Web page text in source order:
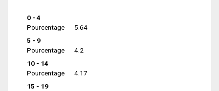
0 - 4
Pourcentage
5.64
5 - 9
Pourcentage
4.2
10 - 14
Pourcentage
4.17
15 - 19